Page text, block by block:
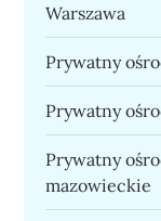
Warszawa
Prywatny
Prywatny
Prywatny
mazowieckie